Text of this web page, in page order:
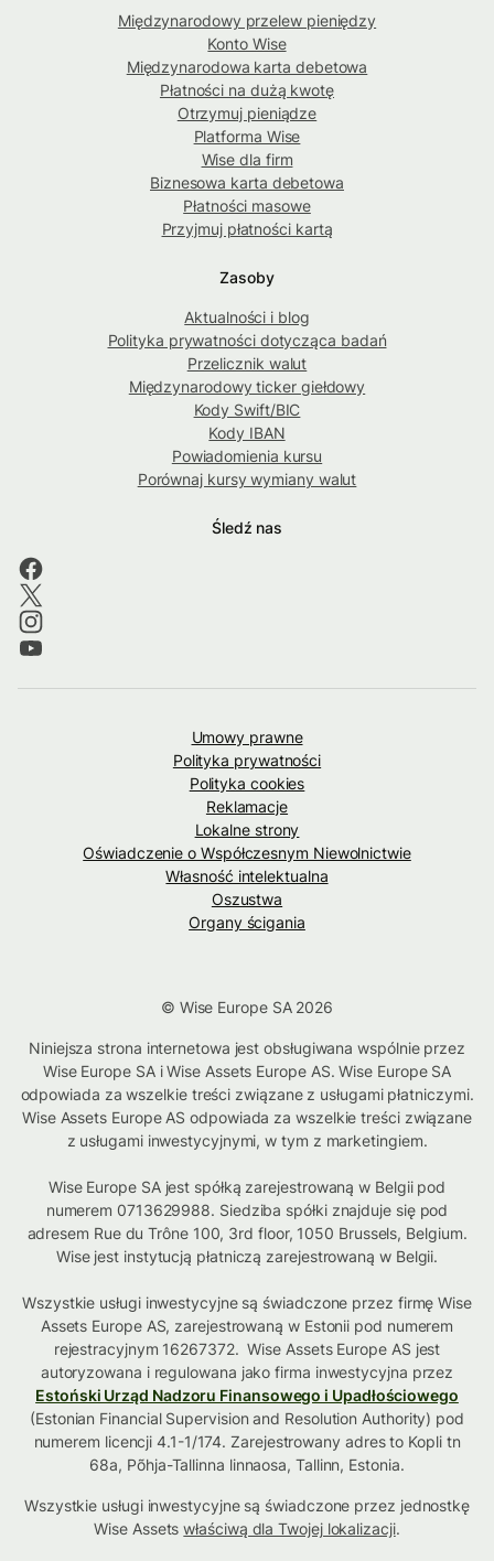
Międzynarodowy przelew pieniędzy
Konto Wise
Międzynarodowa karta debetowa
Płatności na dużą kwotę
Otrzymuj pieniądze
Platforma Wise
Wise dla firm
Biznesowa karta debetowa
Płatności masowe
Przyjmuj płatności kartą
Zasoby
Aktualności i blog
Polityka prywatności dotycząca badań
Przelicznik walut
Międzynarodowy ticker giełdowy
Kody Swift/BIC
Kody IBAN
Powiadomienia kursu
Porównaj kursy wymiany walut
Śledź nas
Umowy prawne
Polityka prywatności
Polityka cookies
Reklamacje
Lokalne strony
Oświadczenie o Współczesnym Niewolnictwie
Własność intelektualna
Oszustwa
Organy ścigania
© Wise Europe SA 2026
Niniejsza strona internetowa jest obsługiwana wspólnie przez
Wise Europe SA i Wise Assets Europe AS. Wise Europe SA
odpowiada za wszelkie treści związane z usługami płatniczymi.
Wise Assets Europe AS odpowiada za wszelkie treści związane
z usługami inwestycyjnymi, w tym z marketingiem.
Wise Europe SA jest spółką zarejestrowaną w Belgii pod
numerem 0713629988. Siedziba spółki znajduje się pod
adresem Rue du Trône 100, 3rd floor, 1050 Brussels, Belgium.
Wise jest instytucją płatniczą zarejestrowaną w Belgii.
Wszystkie usługi inwestycyjne są świadczone przez firmę Wise
Assets Europe AS, zarejestrowaną w Estonii pod numerem
rejestracyjnym 16267372. Wise Assets Europe AS jest
autoryzowana i regulowana jako firma inwestycyjna przez
Estoński Urząd Nadzoru Finansowego i Upadłościowego
(Estonian Financial Supervision and Resolution Authority) pod
numerem licencji 4.1-1/174. Zarejestrowany adres to Kopli tn
68a, Põhja-Tallinna linnaosa, Tallinn, Estonia.
Wszystkie usługi inwestycyjne są świadczone przez jednostkę
Wise Assetswłaściwą dla Twojej lokalizacji.